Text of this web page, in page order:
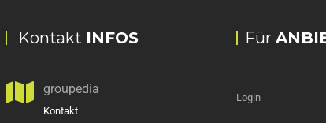
Kontakt INFOS
groupedia
Kontakt
Für
Login